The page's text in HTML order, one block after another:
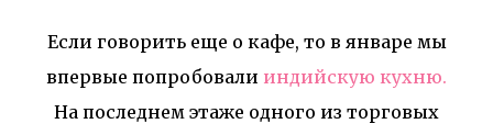
Если говорить еще о кафе, то в январе мы
впервые попробовали индийскую кухню.
На последнем этаже одного из торговых